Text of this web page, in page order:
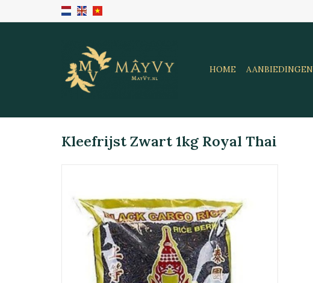
HOME AANBIEDINGEN
Kleefrijst Zwart 1kg Royal Thai